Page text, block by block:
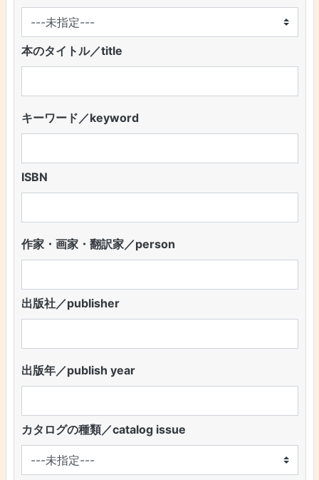
本のタイトル／title
キーワード／keyword
ISBN
作家・画家・翻訳家／person
出版社／publisher
出版年／publish year
カタログの種類／catalog issue